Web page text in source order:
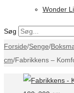
Wonder
Søg
Forside/Senge/
cm/Fabrikkens –